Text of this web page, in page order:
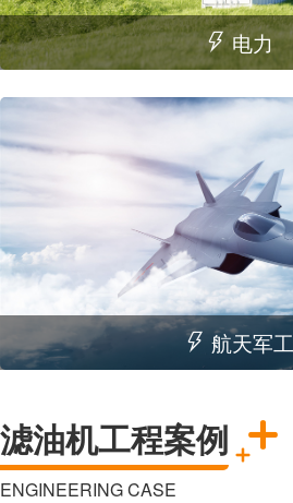
电力
航天军工
滤油机工程案例
ENGINEERING CASE